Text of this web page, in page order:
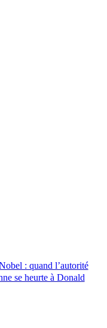
: quand l’autorité
se heurte à Donald